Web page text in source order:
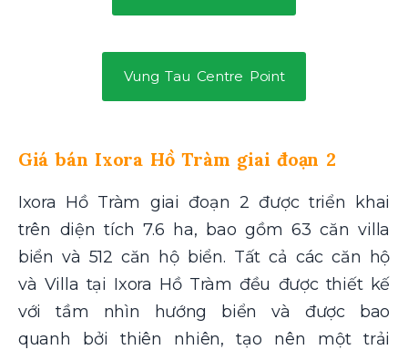
Vung Tau Centre Point
Giá bán Ixora Hồ Tràm giai đoạn 2
Ixora Hồ Tràm giai đoạn 2 được triển khai
trên diện tích 7.6 ha, bao gồm 63 căn villa
biển và 512 căn hộ biển. Tất cả các căn hộ
và Villa tại Ixora Hồ Tràm đều được thiết kế
với tầm nhìn hướng biển và được bao
quanh bởi thiên nhiên, tạo nên một trải